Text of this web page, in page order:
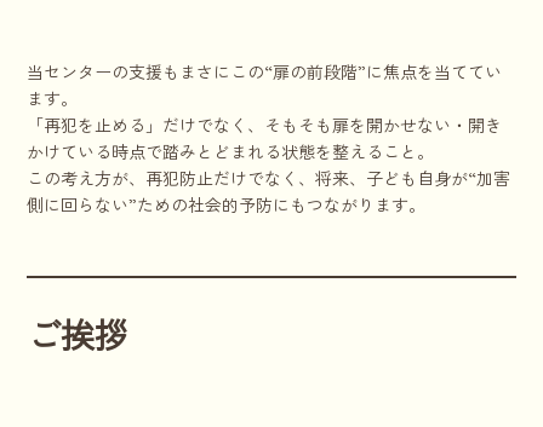
当センターの支援もまさにこの“扉の前段階”に焦点を当ててい
ます。
「再犯を止める」だけでなく、そもそも扉を開かせない・開き
かけている時点で踏みとどまれる状態を整えること。
この考え方が、再犯防止だけでなく、将来、子ども自身が“加害
側に回らない”ための社会的予防にもつながります。
ご挨拶